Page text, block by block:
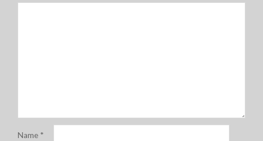
Name *